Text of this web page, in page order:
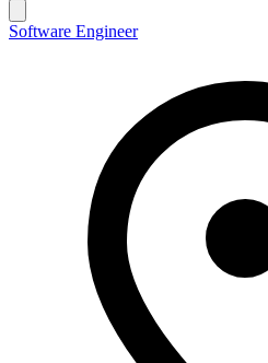
Software Engineer